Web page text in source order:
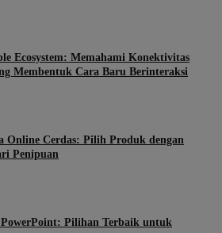
Ecosystem: Memahami Konektivitas
Membentuk Cara Baru Berinteraksi
Online Cerdas: Pilih Produk dengan
Penipuan
PowerPoint: Pilihan Terbaik untuk